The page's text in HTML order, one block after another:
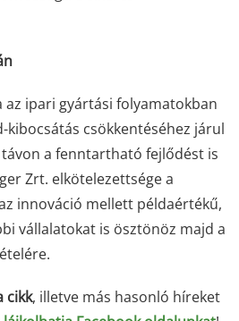
az ipari gyártási folyamatokban
kibocsátás csökkentéséhez járul
a fenntartható fejlődést is
Zrt. elkötelezettsége a
innováció mellett példaértékű,
vállalatokat is ösztönöz majd a
cikk, illetve más hasonló híreket